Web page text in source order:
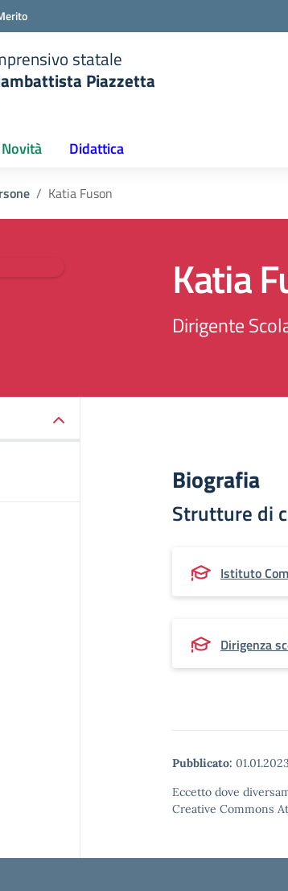
statale
Piazzetta
Novità Didattica
Katia Fuson
Katia
Dirigente
Biografia
Strutture di
Istituto
Dirigenza
Pubblicato: 01.01.2023
Eccetto dove
Creative Commons